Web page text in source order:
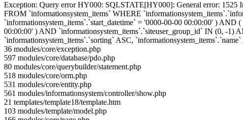
Exception: Query error HY000: SQLSTATE[HY000]: General error:
FROM `informationsystem_items` WHERE
`informationsystem_items`.`start_datetime` = '0000-00-00 00:00:00' ) AND
00:00:00' ) AND `informationsystem_items`.`siteuser_group_id` IN (0, -1)
`informationsystem_items`.`sorting` ASC,
36 modules/core/exception.php
597 modules/core/database/pdo.php
80 modules/core/querybuilder/statement.php
518 modules/core/orm.php
531 modules/core/entity.php
561 modules/informationsystem/controller/show.php
21 templates/template18/template.htm
103 modules/template/model.php